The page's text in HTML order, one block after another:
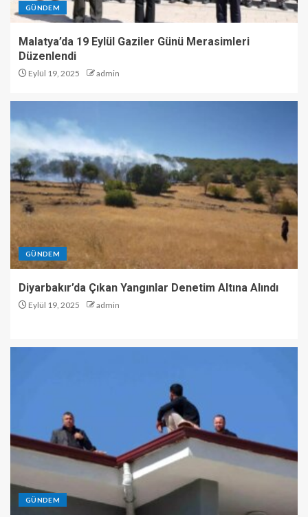
GÜNDEM
Malatya’da 19 Eylül Gaziler Günü Merasimleri
Düzenlendi
Eylül 19, 2025 admin
GÜNDEM
Diyarbakır’da Çıkan Yangınlar Denetim Altına Alındı
Eylül 19, 2025 admin
GÜNDEM